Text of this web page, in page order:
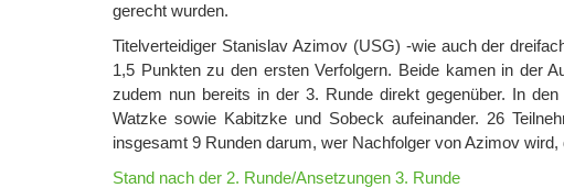
gerecht wurden.
Titelverteidiger Stanislav Azimov (USG) -wie auch der
1,5 Punkten zu den ersten Verfolgern. Beide kamen in der
zudem nun bereits in der 3. Runde direkt gegenüber. In
Watzke sowie Kabitzke und Sobeck aufeinander. 26
insgesamt 9 Runden darum, wer Nachfolger von Azimov
Stand nach der 2. Runde/Ansetzungen 3. Runde